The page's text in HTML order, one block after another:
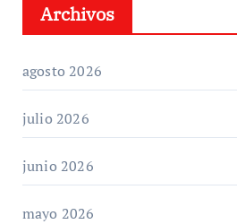
Archivos
agosto 2026
julio 2026
junio 2026
mayo 2026